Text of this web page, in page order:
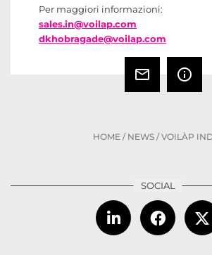
Per maggiori informazioni:
sales.in@voilap.com
dkhobragade@voilap.com
mail_outline info_outline
HOME / NEWS /VOILÀP